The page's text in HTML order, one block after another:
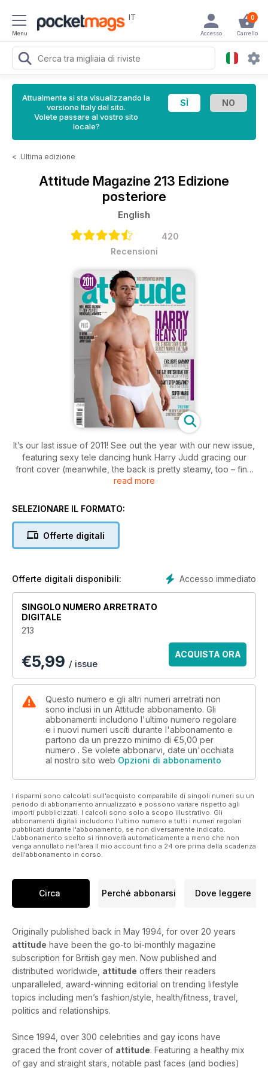
Menu
IT 0
Carrello
Accesso
Attualmente si sta visualizzando la
versione Italy del sito.
Volete passare al vostro sito
locale?
< Ultima edizione
Attitude Magazine 213 Edizione
posteriore
English
420
Recensioni
It’s our last issue of 2011! See out the year with our new issue,
featuring sexy tele dancing hunk Harry Judd gracing our
front cover (meanwhile, the back is pretty steamy, too – find
out which reader won our Active Cover competition). Inside
Saunders, who talks to us about the new Ab Fab. We can’t
As per usual, the mag is teeming with top totty – from Robert
kings of cakes, from Patrick Cox to Edd Kimber, russle up
Elsewhere there are interviews with Jimmy Carr and theatre
legend Matthew Bourne, as well as all the regular features
you know and love. So don’t forget to pick up your new
Attitude, hitting shelves from December 14th!
read more
SELEZIONARE IL FORMATO:
Offerte digitali
Accesso immediato
Offerte digitali disponibili:
SINGOLO NUMERO ARRETRATO
DIGITALE
213
€5,99 / issue
ACQUISTA ORA
Questo numero e gli altri numeri arretrati non
sono inclusi in un Attitude abbonamento. Gli
abbonamenti includono l'ultimo numero regolare
e i nuovi numeri usciti durante l'abbonamento e
partono da un prezzo minimo di €5,00 per
numero . Se volete abbonarvi, date un'occhiata
al nostro sito web Opzioni di abbonamento
I risparmi sono calcolati sull'acquisto comparabile di singoli numeri su un
periodo di abbonamento annualizzato e possono variare rispetto agli
importi pubblicizzati. I calcoli sono solo a scopo illustrativo. Gli
abbonamenti digitali includono l'ultimo numero e tutti i numeri regolari
pubblicati durante l'abbonamento, se non diversamente indicato.
L'abbonamento scelto si rinnoverà automaticamente a meno che non
venga annullato nell'area Il mio account fino a 24 ore prima della scadenza
dell'abbonamento in corso.
Circa Perché abbonarsi Dove leggere
Originally published back in May 1994, for over 20 years
attitude have been the go-to bi-monthly magazine
subscription for British gay men. Now published and
distributed worldwide, attitude offers their readers
unparalleled, award-winning editorial on trending lifestyle
topics including men’s fashion/style, health/fitness, travel,
politics and relationships.
Since 1994, over 300 celebrities and gay icons have
graced the front cover of attitude. Featuring a healthy mix
of gay and straight stars, notable past faces (and bodies)